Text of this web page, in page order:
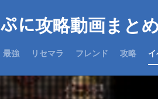
に攻略動画まと
最強 リセマラ フレンド 攻略 イ